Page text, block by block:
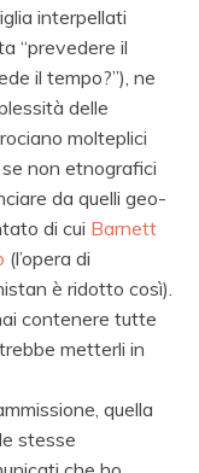
interpellati
“prevedere il
il tempo?”), ne
delle
molteplici
non etnografici
da quelli geo-
di cui Barnett
(l’opera di
è ridotto così).
contenere tutte
metterli in
quella
stesse